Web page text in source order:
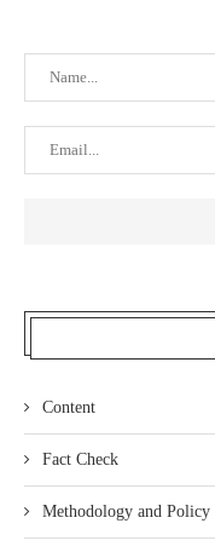
Content
Fact Check
Methodology and Policy